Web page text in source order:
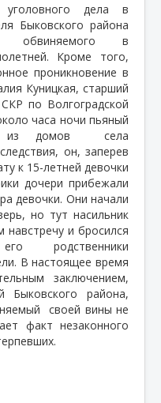
уголовного дела в
Быковского района
обвиняемого в
Кроме того,
проникновение в
Куницкая, старший
по Волгоградской
часа ночи пьяный
из домов
села
он, заперев
к 15-летней девочки
дочери прибежали
девочки. Они начали
но тут насильник
и бросился
родственники
В настоящее время
заключением,
Быковского района,
своей вины не
факт незаконного